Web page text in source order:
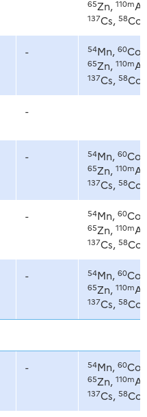
65Zn, 110m
137Cs, 58Co
- 54Mn, 60Co,
65Zn, 110m
137Cs, 58Co
-
- 54Mn, 60Co,
65Zn, 110m
137Cs, 58Co
- 54Mn, 60Co,
65Zn, 110m
137Cs, 58Co
- 54Mn, 60Co,
65Zn, 110m
137Cs, 58Co
- 54Mn, 60Co,
65Zn, 110m
137Cs, 58Co